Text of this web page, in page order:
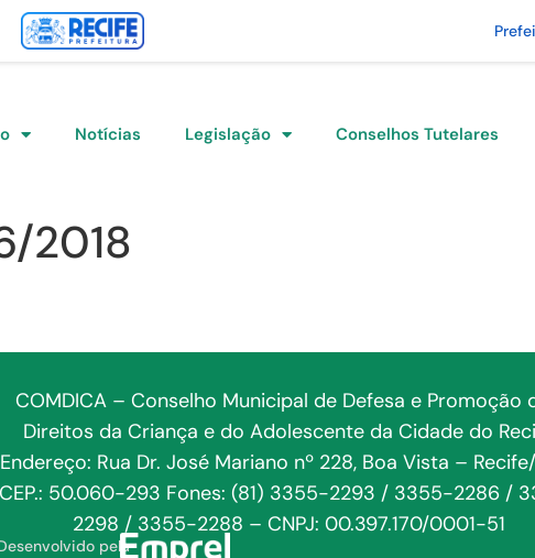
Notícias Legislação Conselhos Tutelares
2018
COMDICA – Conselho Municipal de Defesa e Promoção
Direitos da Criança e do Adolescente da Cidade do
Endereço: Rua Dr. José Mariano nº 228, Boa Vista –
CEP.: 50.060-293 Fones: (81) 3355-2293 / 3355-2286 /
2298 / 3355-2288 – CNPJ: 00.397.170/0001-51
pela